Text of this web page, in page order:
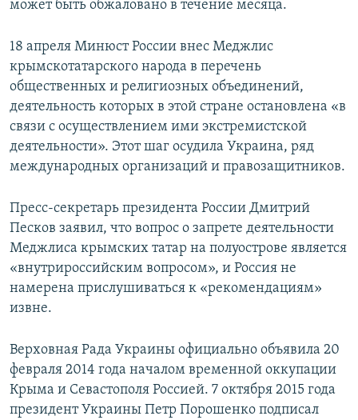
может быть обжаловано в течение месяца.
18 апреля Минюст России внес Меджлис
крымскотатарского народа в перечень
общественных и религиозных объединений,
деятельность которых в этой стране остановлена «в
связи с осуществлением ими экстремистской
деятельности». Этот шаг осудила Украина, ряд
международных организаций и правозащитников.
Пресс-секретарь президента России Дмитрий
Песков заявил, что вопрос о запрете деятельности
Меджлиса крымских татар на полуострове является
«внутрироссийским вопросом», и Россия не
намерена прислушиваться к «рекомендациям»
извне.
Верховная Рада Украины официально объявила 20
февраля 2014 года началом временной оккупации
Крыма и Севастополя Россией. 7 октября 2015 года
президент Украины Петр Порошенко подписал